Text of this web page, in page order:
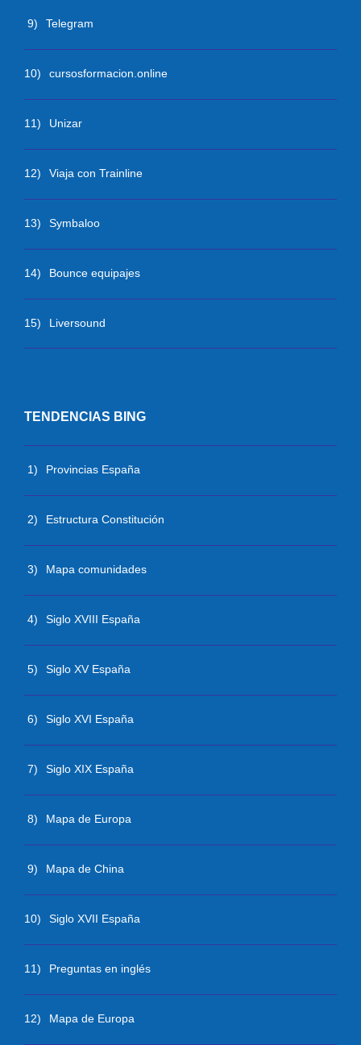
9) Telegram
10) cursosformacion.online
11) Unizar
12) Viaja con Trainline
13) Symbaloo
14) Bounce equipajes
15) Liversound
TENDENCIAS BING
1) Provincias España
2) Estructura Constitución
3) Mapa comunidades
4) Siglo XVIII España
5) Siglo XV España
6) Siglo XVI España
7) Siglo XIX España
8) Mapa de Europa
9) Mapa de China
10) Siglo XVII España
11) Preguntas en inglés
12) Mapa de Europa